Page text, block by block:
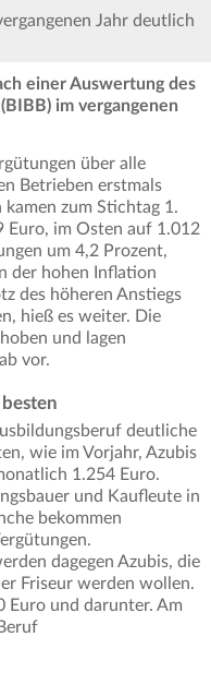
Jahr deutlich
einer Auswertung des
im vergangenen
über alle
Betrieben erstmals
zum Stichtag 1.
im Osten auf 1.012
um 4,2 Prozent,
der hohen Inflation
des höheren Anstiegs
hieß es weiter. Die
und lagen
vor.
deutliche
wie im Vorjahr, Azubis
1.254 Euro.
und Kaufleute in
bekommen
dagegen Azubis, die
Friseur werden wollen.
Euro und darunter. Am